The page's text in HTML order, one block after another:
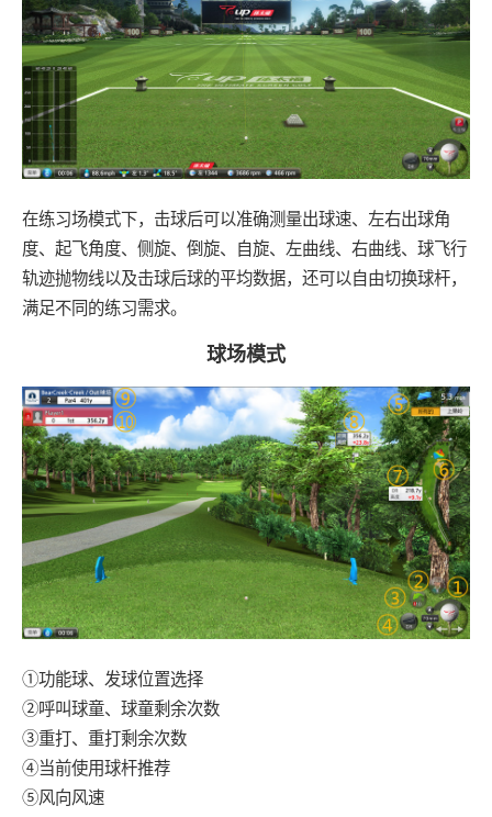
在练习场模式下，击球后可以准确测量出球速、左右出球角
度、起飞角度、侧旋、倒旋、自旋、左曲线、右曲线、球飞行
轨迹抛物线以及击球后球的平均数据，还可以自由切换球杆，
满足不同的练习需求。
球场模式
①功能球、发球位置选择
②呼叫球童、球童剩余次数
③重打、重打剩余次数
④当前使用球杆推荐
⑤风向风速